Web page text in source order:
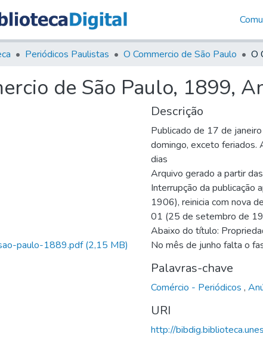
Periódicos Paulistas O Commercio de São Paulo
de São Paulo, 1899,
paulo-1889.pdf(2,15 MB)
Descrição
Publicado de 17 de
domingo, exceto feriados.
dias
Arquivo gerado a partir
Interrupção da publicação
1906), reinicia com nova
01 (25 de setembro de
Abaixo do título:
No mês de junho falta o
Palavras-chave
Comércio - Periódicos ,
URI
http://